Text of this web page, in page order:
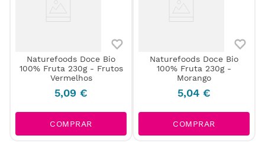
Naturefoods Doce Bio
100% Fruta 230g - Frutos
Vermelhos
5,09 €
COMPRAR
Naturefoods Doce Bio
100% Fruta 230g -
Morango
5,04 €
COMPRAR